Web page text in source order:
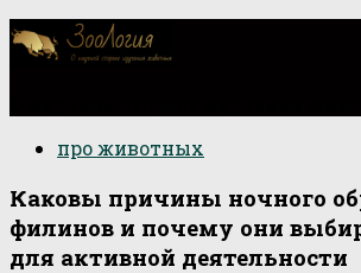
про животных
Каковы причины ночного
филинов и почему они
для активной деятельности